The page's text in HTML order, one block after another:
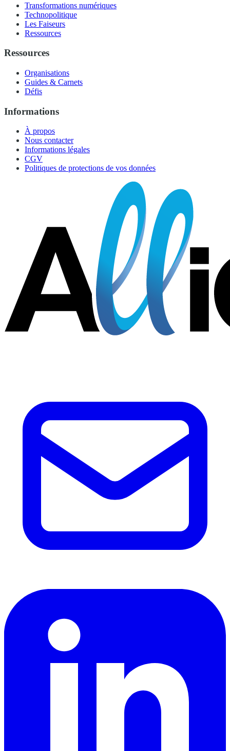
Transformations numériques
Technopolitique
Les Faiseurs
Ressources
Ressources
Organisations
Guides & Carnets
Défis
Informations
À propos
Nous contacter
Informations légales
CGV
Politiques de protections de vos données